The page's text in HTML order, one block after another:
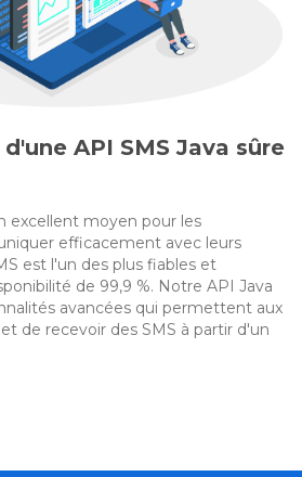
API SMS Java sûre
excellent moyen pour les
efficacement avec leurs
est l'un des plus fiables et
de 99,9 %. Notre API Java
avancées qui permettent aux
de recevoir des SMS à partir d'un